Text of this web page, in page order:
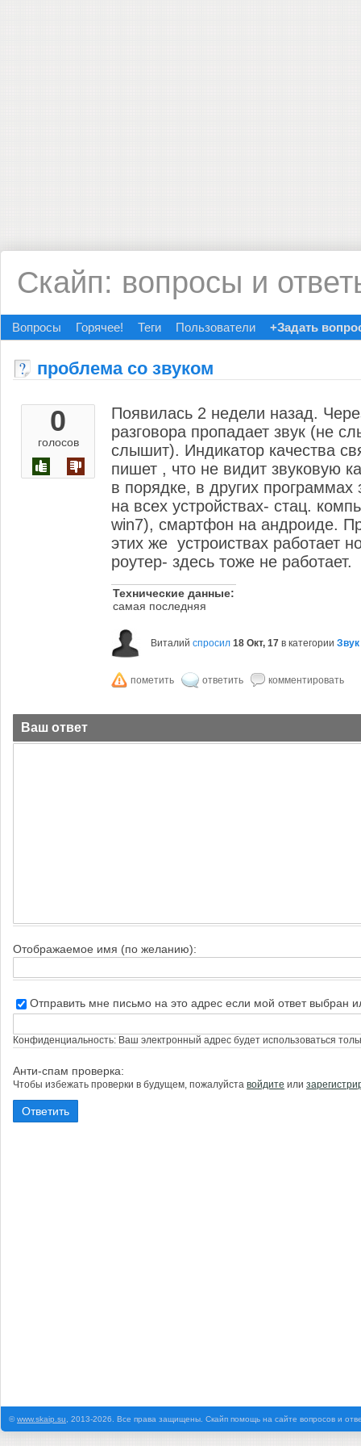
Скайп: вопросы и
Вопросы Горячее! Теги Пользователи +Задать
проблема со звуком
0
голосов
Появилась 2 недели назад.
разговора пропадает звук (не
слышит). Индикатор качества
пишет , что не видит звуковую
в порядке, в других
на всех устройствах- стац.
win7), смартфон на андроиде.
этих же устроиствах работает
роутер- здесь тоже не работает.
Технические данные:
самая последняя
Виталий спросил 18 Окт, 17 в категории Звук
Ваш ответ
Отображаемое имя (по желанию):
Отправить мне письмо на это адрес если мой ответ выбран
Конфиденциальность: Ваш электронный адрес будет использоваться
Анти-спам проверка:
Чтобы избежать проверки в будущем, пожалуйста войдите или
©www.skaip.su , 2013-2026. Все права защищены. Скайп помощь на сайте вопросов и